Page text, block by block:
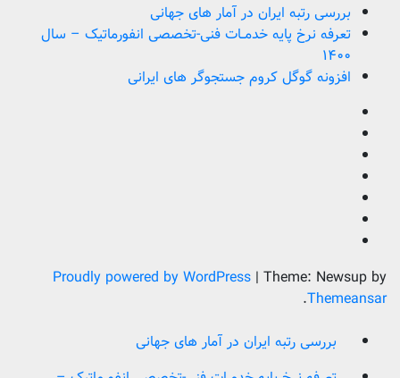
بررسی رتبه ایران در آمار های جهانی
تعرفه نرخ پایه خدمــات فنی-تخصصی انفورماتیک – سال
۱۴۰۰
افزونه گوگل کروم جستجوگر های ایرانی
Proudly powered by WordPress | Theme: Newsup by
Themeansar
.
بررسی رتبه ایران در آمار های جهانی